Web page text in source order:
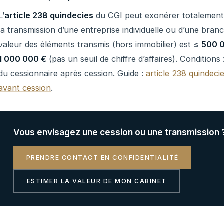
article 238 quindecies du CGI peut exonérer
transmission d’une entreprise individuelle ou d’une
des éléments transmis (hors immobilier) est ≤ 500
000 000 € (pas un seuil de chiffre d’affaires).
cessionnaire après cession. Guide :article 238
cession.
Vous envisagez une cession ou une transmission
PRENDRE CONTACT EN CONFIDENTIALITÉ
ESTIMER LA VALEUR DE MON CABINET